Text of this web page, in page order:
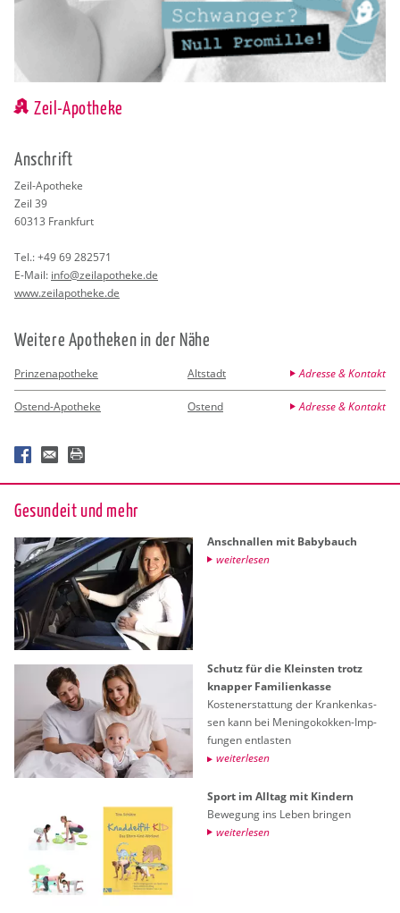
Zeil-Apotheke
An­schrift
Zeil-Apo­the­ke
Zeil 39
60313 Frank­furt
Tel.:+49 69 282571
E-Mail: info@​zei​lapo​thek​e.​de
www.​zei​lapo​thek​e.​de
Wei­te­re Apo­the­ken in der Nähe
Prinzenapotheke Altstadt Adresse & Kontakt
Ostend-Apotheke Ostend Adresse & Kontakt
Ge­sund­eit und mehr
An­schnal­len mit Ba­by­bauch
wei­ter­le­sen
Schutz für die Kleins­ten trotz
knap­per Fa­mi­li­en­kas­se
Kos­ten­er­stat­tung der Kran­ken­kas­
sen kann bei Me­nin­go­kok­ken-Imp­
fun­gen ent­las­ten
wei­ter­le­sen
Sport im All­tag mit Kin­dern
Be­we­gung ins Leben brin­gen
wei­ter­le­sen